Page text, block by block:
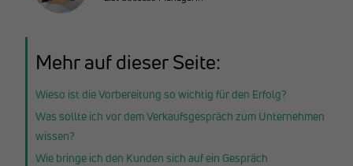
Mehr auf dieser Seite:
Wieso ist die Vorbereitung so wichtig für den Erfolg?
Was sollte ich vor dem Verkaufsgespräch zum Unternehmen
wissen?
Wie bringe ich den Kunden sich auf ein Gespräch